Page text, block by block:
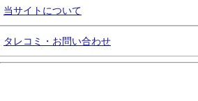
当サイトについて
タレコミ・お問い合わせ